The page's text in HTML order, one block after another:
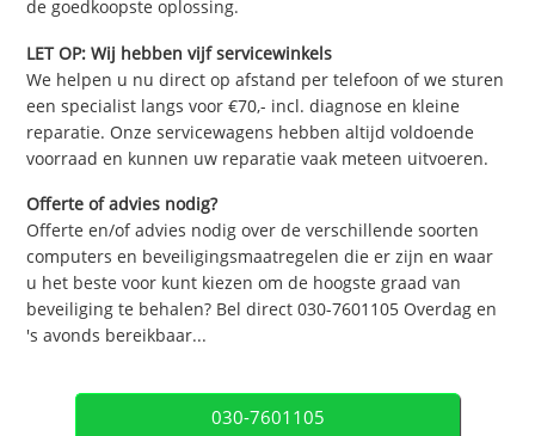
de goedkoopste oplossing.
LET OP: Wij hebben vijf servicewinkels
We helpen u nu direct op afstand per telefoon of we sturen
een specialist langs voor €70,- incl. diagnose en kleine
reparatie. Onze servicewagens hebben altijd voldoende
voorraad en kunnen uw reparatie vaak meteen uitvoeren.
Offerte of advies nodig?
Offerte en/of advies nodig over de verschillende soorten
computers en beveiligingsmaatregelen die er zijn en waar
u het beste voor kunt kiezen om de hoogste graad van
beveiliging te behalen? Bel direct 030-7601105 Overdag en
's avonds bereikbaar...
030-7601105